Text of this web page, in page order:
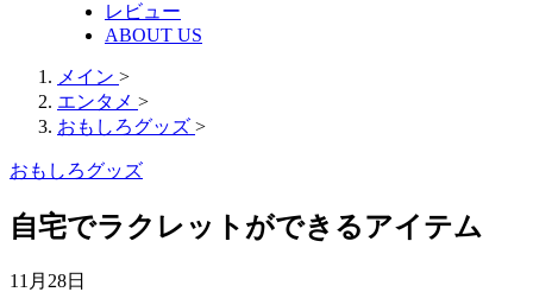
レビュー
ABOUT US
メイン >
エンタメ >
おもしろグッズ >
おもしろグッズ
自宅でラクレットができるアイテム
11月28日